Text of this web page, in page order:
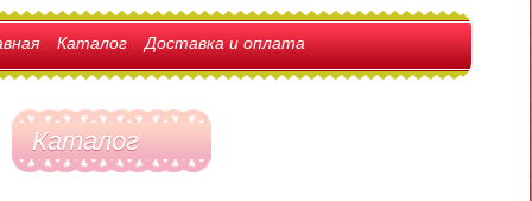
Каталог Доставка и оплата
Каталог